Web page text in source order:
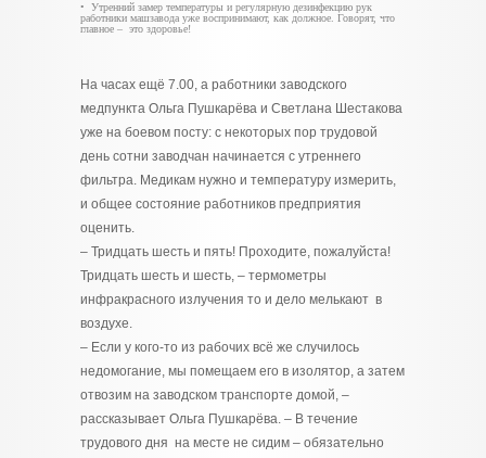
• Утренний замер температуры и регулярную дезинфекцию рук
работники машзавода уже воспринимают, как должное. Говорят, что
главное – это здоровье!
На часах ещё 7.00, а работники заводского
медпункта Ольга Пушкарёва и Светлана Шестакова
уже на боевом посту: с некоторых пор трудовой
день сотни заводчан начинается с утреннего
фильтра. Медикам нужно и температуру измерить,
и общее состояние работников предприятия
оценить.
– Тридцать шесть и пять! Проходите, пожалуйста!
Тридцать шесть и шесть, – термометры
инфракрасного излучения то и дело мелькают в
воздухе.
– Если у кого-то из рабочих всё же случилось
недомогание, мы помещаем его в изолятор, а затем
отвозим на заводском транспорте домой, –
рассказывает Ольга Пушкарёва. – В течение
трудового дня на месте не сидим – обязательно